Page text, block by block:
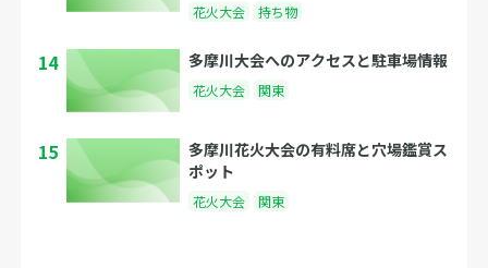
花火大会 持ち物
14 多摩川大会へのアクセスと駐車場情報
花火大会 関東
15
多摩川花火大会の有料席と穴場鑑賞ス
ポット
花火大会 関東